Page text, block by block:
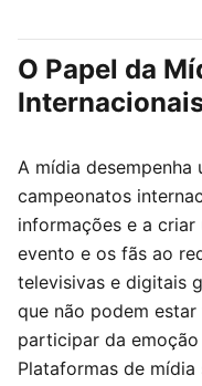
O Papel da
A mídia
campeonatos
informações e a
evento e os fãs ao
televisivas e digitais
que não podem
participar da
Plataformas de